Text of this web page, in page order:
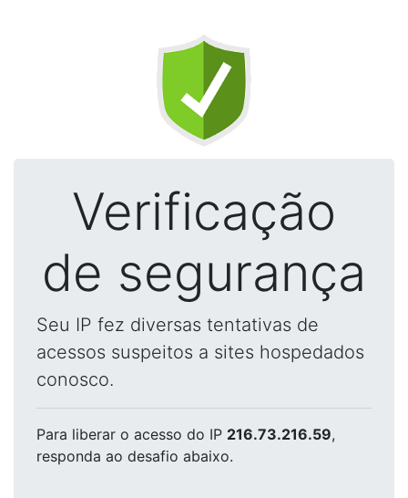
Verificação
de segurança
Seu IP fez diversas tentativas de
acessos suspeitos a sites hospedados
conosco.
Para liberar o acesso do IP 216.73.216.59,
responda ao desafio abaixo.